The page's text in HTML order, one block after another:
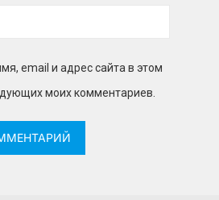
email и адрес сайта в этом
моих комментариев.